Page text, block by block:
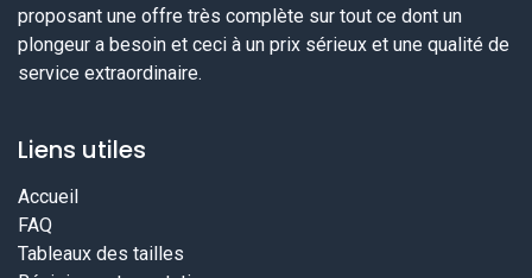
proposant une offre très complète sur tout ce dont un
plongeur a besoin et ceci à un prix sérieux et une qualité de
service extraordinaire.
Liens utiles
Accueil
FAQ
Tableaux des tailles